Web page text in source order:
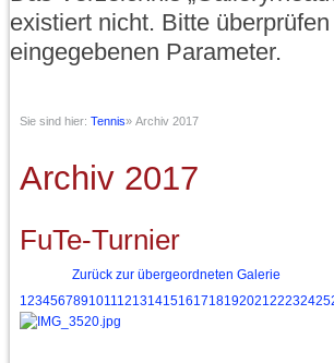
existiert nicht. Bitte
eingegebenen Parameter.
Sie sind hier: Tennis» Archiv 2017
Archiv 2017
FuTe-Turnier
Zurück zur übergeordneten Galerie
1 234567891011 12131415161718192021 22232425